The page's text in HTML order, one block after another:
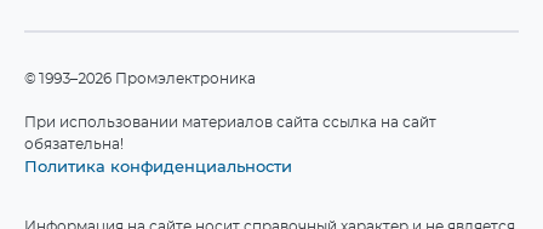
©1993–2026 Промэлектроника
При использовании материалов сайта ссылка на сайт
обязательна!
Политика конфиденциальности